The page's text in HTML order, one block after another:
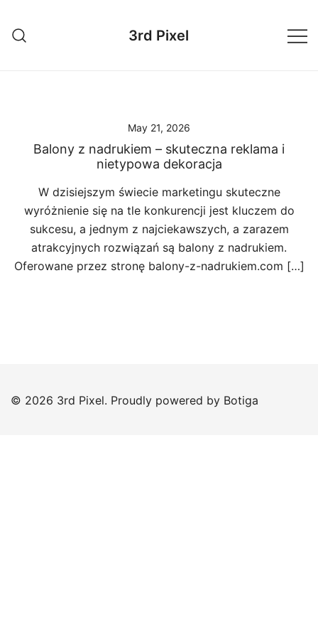
content
3rd Pixel
May 21, 2026
Balony z nadrukiem – skuteczna reklama i
nietypowa dekoracja
W dzisiejszym świecie marketingu skuteczne
wyróżnienie się na tle konkurencji jest kluczem do
sukcesu, a jednym z najciekawszych, a zarazem
atrakcyjnych rozwiązań są balony z nadrukiem.
Oferowane przez stronę balony-z-nadrukiem.com […]
© 2026 3rd Pixel. Proudly powered by Botiga